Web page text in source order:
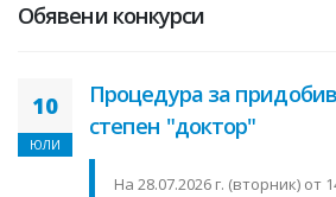
Обявени конкурси
10
ЮЛИ
Процедура за
степен "доктор"
На 28.07.2026 г. (вторник) от